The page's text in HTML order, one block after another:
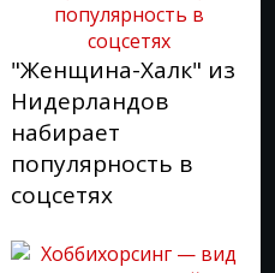
"Женщина-Халк" из
Нидерландов
набирает
популярность в
соцсетях